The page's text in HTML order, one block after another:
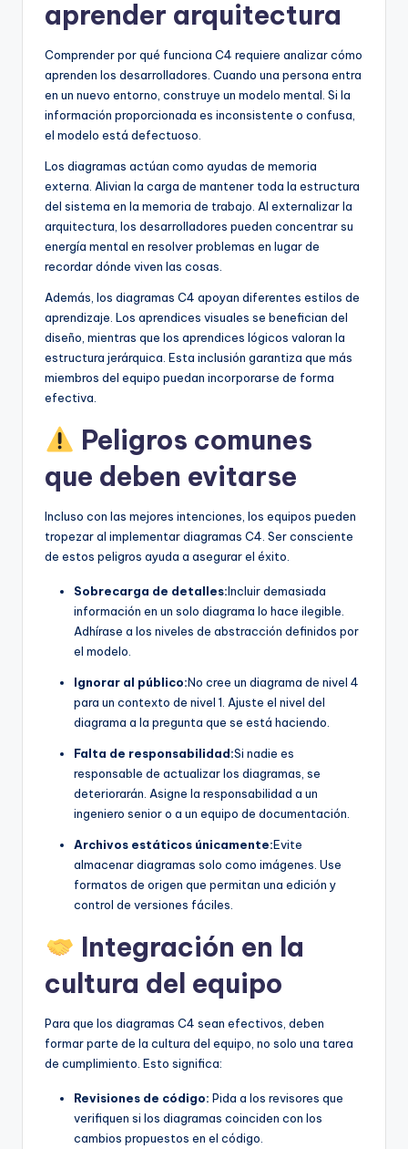
aprender arquitectura
Comprender por qué funciona C4 requiere analizar cómo
aprenden los desarrolladores. Cuando una persona entra
en un nuevo entorno, construye un modelo mental. Si la
información proporcionada es inconsistente o confusa,
el modelo está defectuoso.
Los diagramas actúan como ayudas de memoria
externa. Alivian la carga de mantener toda la estructura
del sistema en la memoria de trabajo. Al externalizar la
arquitectura, los desarrolladores pueden concentrar su
energía mental en resolver problemas en lugar de
recordar dónde viven las cosas.
Además, los diagramas C4 apoyan diferentes estilos de
aprendizaje. Los aprendices visuales se benefician del
diseño, mientras que los aprendices lógicos valoran la
estructura jerárquica. Esta inclusión garantiza que más
miembros del equipo puedan incorporarse de forma
efectiva.
Peligros comunes
que deben evitarse
Incluso con las mejores intenciones, los equipos pueden
tropezar al implementar diagramas C4. Ser consciente
de estos peligros ayuda a asegurar el éxito.
Sobrecarga de detalles:Incluir demasiada
información en un solo diagrama lo hace ilegible.
Adhírase a los niveles de abstracción definidos por
el modelo.
Ignorar al público:No cree un diagrama de nivel 4
para un contexto de nivel 1. Ajuste el nivel del
diagrama a la pregunta que se está haciendo.
Falta de responsabilidad:Si nadie es
responsable de actualizar los diagramas, se
deteriorarán. Asigne la responsabilidad a un
ingeniero senior o a un equipo de documentación.
Archivos estáticos únicamente:Evite
almacenar diagramas solo como imágenes. Use
formatos de origen que permitan una edición y
control de versiones fáciles.
Integración en la
cultura del equipo
Para que los diagramas C4 sean efectivos, deben
formar parte de la cultura del equipo, no solo una tarea
de cumplimiento. Esto significa:
Revisiones de código: Pida a los revisores que
verifiquen si los diagramas coinciden con los
cambios propuestos en el código.